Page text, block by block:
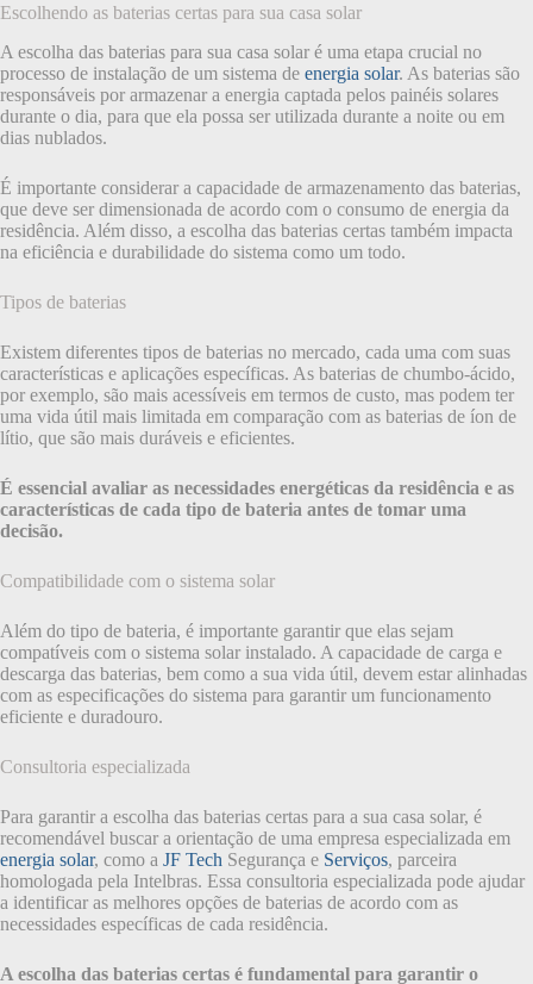
Escolhendo as baterias certas para sua casa solar
A escolha das baterias para sua casa solar é uma etapa crucial no
processo de instalação de um sistema de energia solar. As baterias são
responsáveis por armazenar a energia captada pelos painéis solares
durante o dia, para que ela possa ser utilizada durante a noite ou em
dias nublados.
É importante considerar a capacidade de armazenamento das baterias,
que deve ser dimensionada de acordo com o consumo de energia da
residência. Além disso, a escolha das baterias certas também impacta
na eficiência e durabilidade do sistema como um todo.
Tipos de baterias
Existem diferentes tipos de baterias no mercado, cada uma com suas
características e aplicações específicas. As baterias de chumbo-ácido,
por exemplo, são mais acessíveis em termos de custo, mas podem ter
uma vida útil mais limitada em comparação com as baterias de íon de
lítio, que são mais duráveis e eficientes.
É essencial avaliar as necessidades energéticas da residência e as
características de cada tipo de bateria antes de tomar uma
decisão.
Compatibilidade com o sistema solar
Além do tipo de bateria, é importante garantir que elas sejam
compatíveis com o sistema solar instalado. A capacidade de carga e
descarga das baterias, bem como a sua vida útil, devem estar alinhadas
com as especificações do sistema para garantir um funcionamento
eficiente e duradouro.
Consultoria especializada
Para garantir a escolha das baterias certas para a sua casa solar, é
recomendável buscar a orientação de uma empresa especializada em
energia solar, como a JF Tech Segurança e Serviços, parceira
homologada pela Intelbras. Essa consultoria especializada pode ajudar
a identificar as melhores opções de baterias de acordo com as
necessidades específicas de cada residência.
A escolha das baterias certas é fundamental para garantir o